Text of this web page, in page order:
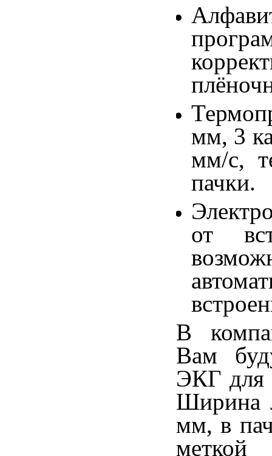
мм, 3
мм/с,
пачки.
от
В
Вам
ЭКГ для
Ширина
мм, в